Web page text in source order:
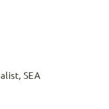
SEA